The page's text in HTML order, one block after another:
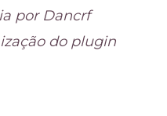
por Dancrf
do plugin